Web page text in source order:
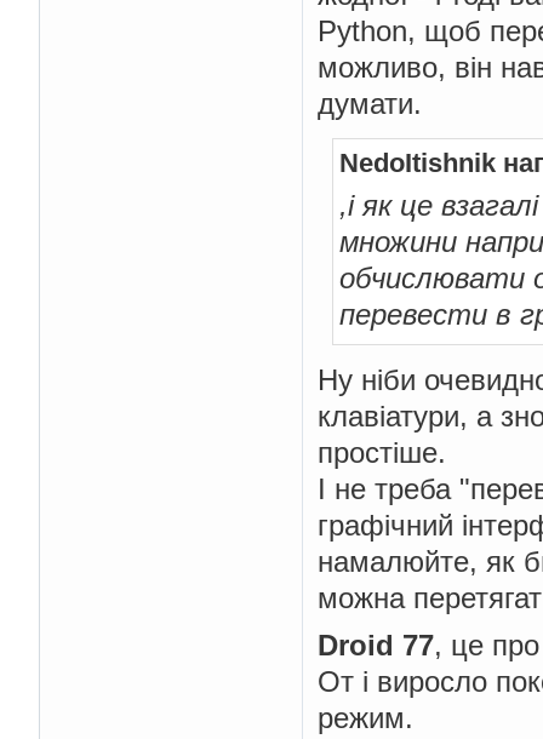
Python, щоб
можливо, він
думати.
NedoItishnik
,і як це
множини
обчислювати
перевести в
Ну ніби
клавіатури, а
простіше.
І не треба
графічний
намалюйте, як
можна
Droid 77, це
От і виросло
режим.